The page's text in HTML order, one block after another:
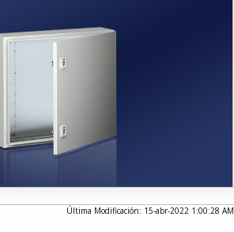
Última Modificación: 15-abr-2022 1:00:28 AM